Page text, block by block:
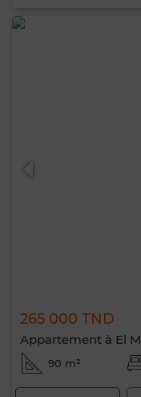
265 000 TND
Appartement à El
90 m²